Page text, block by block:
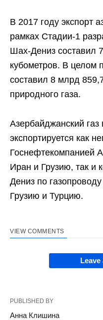
В 2017 году экспорт
рамках Стадии-1
Шах-Дениз составил
кубометров. В целом
составил 8 млрд
природного газа.
Азербайджанский
экспортируется как
Госнефтекомпанией
Иран и Грузию, так и
Дениз по
Грузию и Турцию.
VIEW COMMENTS
Leave
PUBLISHED BY
Анна Клишина